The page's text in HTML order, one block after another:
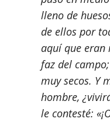
lleno de
de ellos por
aquí que eran
faz del
muy secos. Y
hombre,
le contesté: